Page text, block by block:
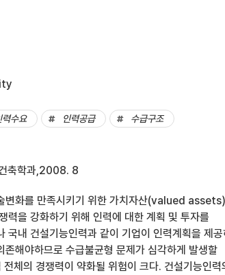
력수요 인력공급
수급구조
축학과,2008. 8
변화를 만족시키기 위한 가치자산(valued assets)
력을 강화하기 위해 인력에 대한 계획 및 투자를
국내 건설기능인력과 같이 기업이 인력계획을 제공
해야하므로 수급불균형 문제가 심각하게 발생할
체의 경쟁력이 약화될 위험이 크다. 건설기능인력